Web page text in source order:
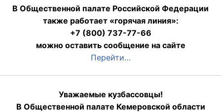
В Общественной палате Российской Федерации
также работает «горячая линия»:
+7 (800) 737-77-66
можно оставить сообщение на сайте
Перейти…
Уважаемые кузбассовцы!
В Общественной палате Кемеровской области